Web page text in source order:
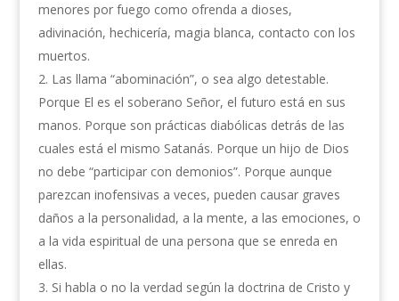
menores por fuego como ofrenda a dioses,
adivinación, hechicería, magia blanca, contacto con los
muertos.
Las llama “abominación”, o sea algo detestable.
Porque El es el soberano Señor, el futuro está en sus
manos. Porque son prácticas diabólicas detrás de las
cuales está el mismo Satanás. Porque un hijo de Dios
no debe “participar con demonios”. Porque aunque
parezcan inofensivas a veces, pueden causar graves
daños a la personalidad, a la mente, a las emociones, o
a la vida espiritual de una persona que se enreda en
ellas.
Si habla o no la verdad según la doctrina de Cristo y